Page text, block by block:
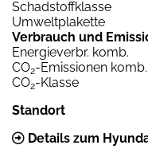
Schadstoffklasse
Umweltplakette
Verbrauch und
Energieverbr. komb.
CO2-Emissionen komb.
CO2-Klasse
Standort
Details zum